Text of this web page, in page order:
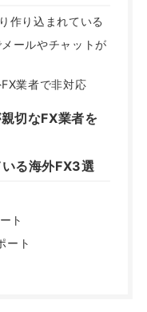
作り込まれている
ールやチャットが
業者で非対応
切なFX業者を
る海外FX3選
ト
ート